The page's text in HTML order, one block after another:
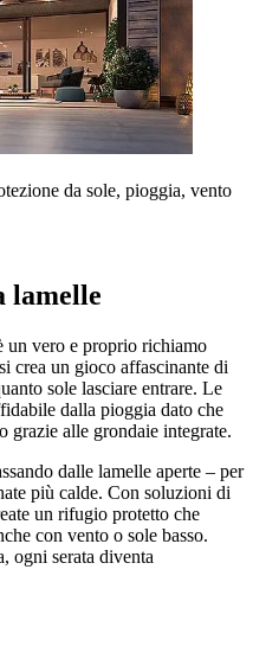
da sole, pioggia, vento
lamelle
un vero e proprio richiamo
crea un gioco affascinante di
sole lasciare entrare. Le
dalla pioggia dato che
grazie alle grondaie integrate.
dalle lamelle aperte – per
più calde. Con soluzioni di
un rifugio protetto che
con vento o sole basso.
ogni serata diventa